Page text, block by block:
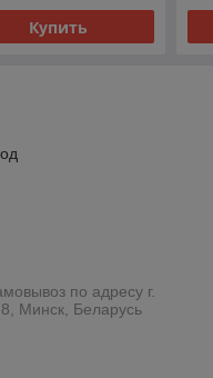
Купить
по адресу г.
Минск, Беларусь